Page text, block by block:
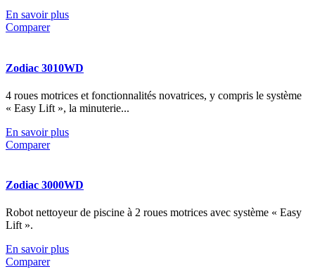
En savoir plus
Comparer
Zodiac 3010WD
4 roues motrices et fonctionnalités novatrices, y compris le système
« Easy Lift », la minuterie...
En savoir plus
Comparer
Zodiac 3000WD
Robot nettoyeur de piscine à 2 roues motrices avec système « Easy
Lift ».
En savoir plus
Comparer